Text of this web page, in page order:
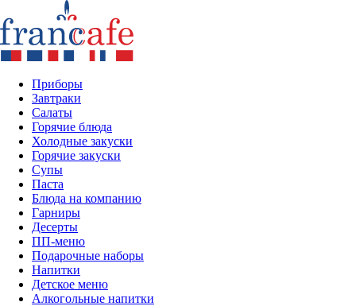
Приборы
Завтраки
Салаты
Горячие блюда
Холодные закуски
Горячие закуски
Супы
Паста
Блюда на компанию
Гарниры
Десерты
ПП-меню
Подарочные наборы
Напитки
Детское меню
Алкогольные напитки